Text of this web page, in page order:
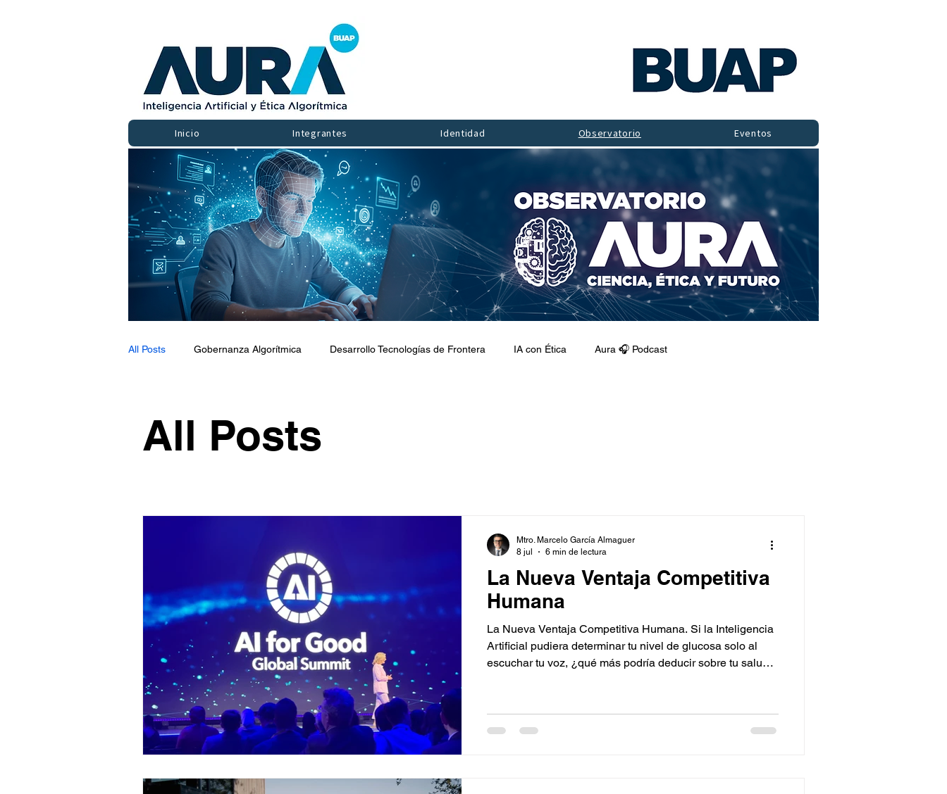
Inicio Integrantes Identidad Observatorio Eventos
All Posts Gobernanza Algorítmica Desarrollo Tecnologías de Frontera IA con Ética Aura 🎧 Podcast
All Posts
La Nueva Ventaja Competitiva
Humana
La Nueva Ventaja Competitiva Humana. Si la Inteligencia
Artificial pudiera determinar tu nivel de glucosa solo al
escuchar tu voz, ¿qué más podría deducir sobre tu salud
Mtro. Marcelo García Almaguer
8 jul
6 min de lectura